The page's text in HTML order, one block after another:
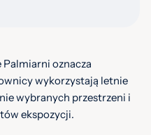
oznacza
wykorzystają letnie
wybranych przestrzeni i
ekspozycji.